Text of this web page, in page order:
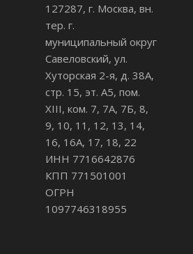
127287, г. Москва, вн.
тер. г.
муниципальный округ
Савеловский, ул.
Хуторская 2-я, д. 38А,
стр. 15, эт. А5, пом.
XIII, ком. 7, 7А, 7Б, 8,
9, 10, 11, 12, 13, 14,
16, 16А, 17, 18, 22
ИНН 7716642876
КПП 771501001
ОГРН
1097746318955